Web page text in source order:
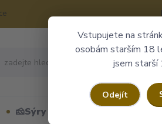
Vstupujete na
osobám starším 18
jsem starší
Odejít
🧀Sýry